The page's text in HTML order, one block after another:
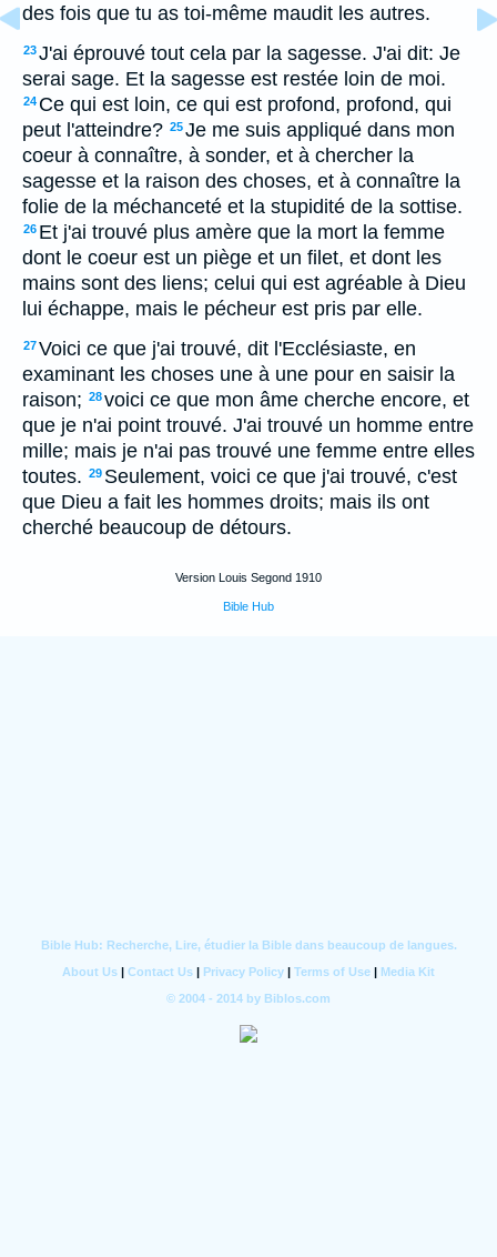
des fois que tu as toi-même maudit les autres.
23J'ai éprouvé tout cela par la sagesse. J'ai dit: Je
serai sage. Et la sagesse est restée loin de moi.
24 Ce qui est loin, ce qui est profond, profond, qui
peut l'atteindre? 25Je me suis appliqué dans mon
coeur à connaître, à sonder, et à chercher la
sagesse et la raison des choses, et à connaître la
folie de la méchanceté et la stupidité de la sottise.
26 Et j'ai trouvé plus amère que la mort la femme
dont le coeur est un piège et un filet, et dont les
mains sont des liens; celui qui est agréable à Dieu
lui échappe, mais le pécheur est pris par elle.
27Voici ce que j'ai trouvé, dit l'Ecclésiaste, en
examinant les choses une à une pour en saisir la
raison; 28voici ce que mon âme cherche encore, et
que je n'ai point trouvé. J'ai trouvé un homme entre
mille; mais je n'ai pas trouvé une femme entre elles
toutes. 29 Seulement, voici ce que j'ai trouvé, c'est
que Dieu a fait les hommes droits; mais ils ont
cherché beaucoup de détours.
Version Louis Segond 1910
Bible Hub